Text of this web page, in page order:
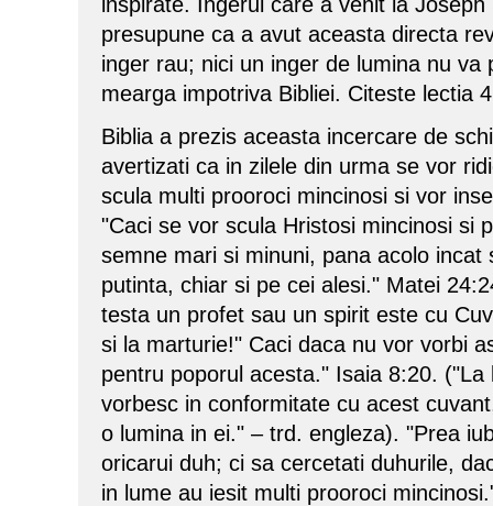
presupune ca a avut aceasta directa
inger rau; nici un inger de lumina nu va
mearga impotriva Bibliei. Citeste lectia
Biblia a prezis aceasta incercare de
avertizati ca in zilele din urma se vor
scula multi prooroci mincinosi si vor
"Caci se vor scula Hristosi mincinosi si
semne mari si minuni, pana acolo incat
putinta, chiar si pe cei alesi." Matei
testa un profet sau un spirit este cu
si la marturie!" Caci daca nu vor vorbi
pentru poporul acesta." Isaia 8:20.
vorbesc in conformitate cu acest
o lumina in ei." – trd. engleza). "Prea
oricarui duh; ci sa cercetati duhurile,
in lume au iesit multi prooroci